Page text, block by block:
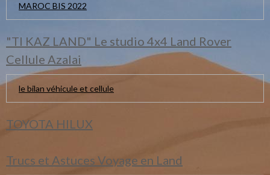
MAROC BIS 2022
"TI KAZ LAND" Le studio 4x4 Land Rover
Cellule Azalai
le bilan véhicule et cellule
TOYOTA HILUX
Trucs et Astuces Voyage en Land